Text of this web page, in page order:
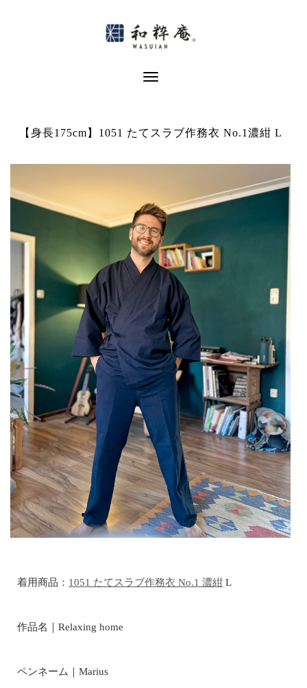
Toggle Navigation
【身長175cm】1051 たてスラブ作務衣 No.1濃紺 L
着用商品： 1051 たてスラブ作務衣 No.1 濃紺 L
作品名｜Relaxing home
ペンネーム｜Marius